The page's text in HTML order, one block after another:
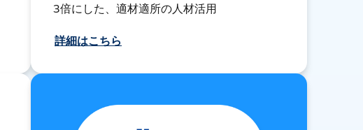
3倍にした、適材適所の人材活用
詳細はこちら